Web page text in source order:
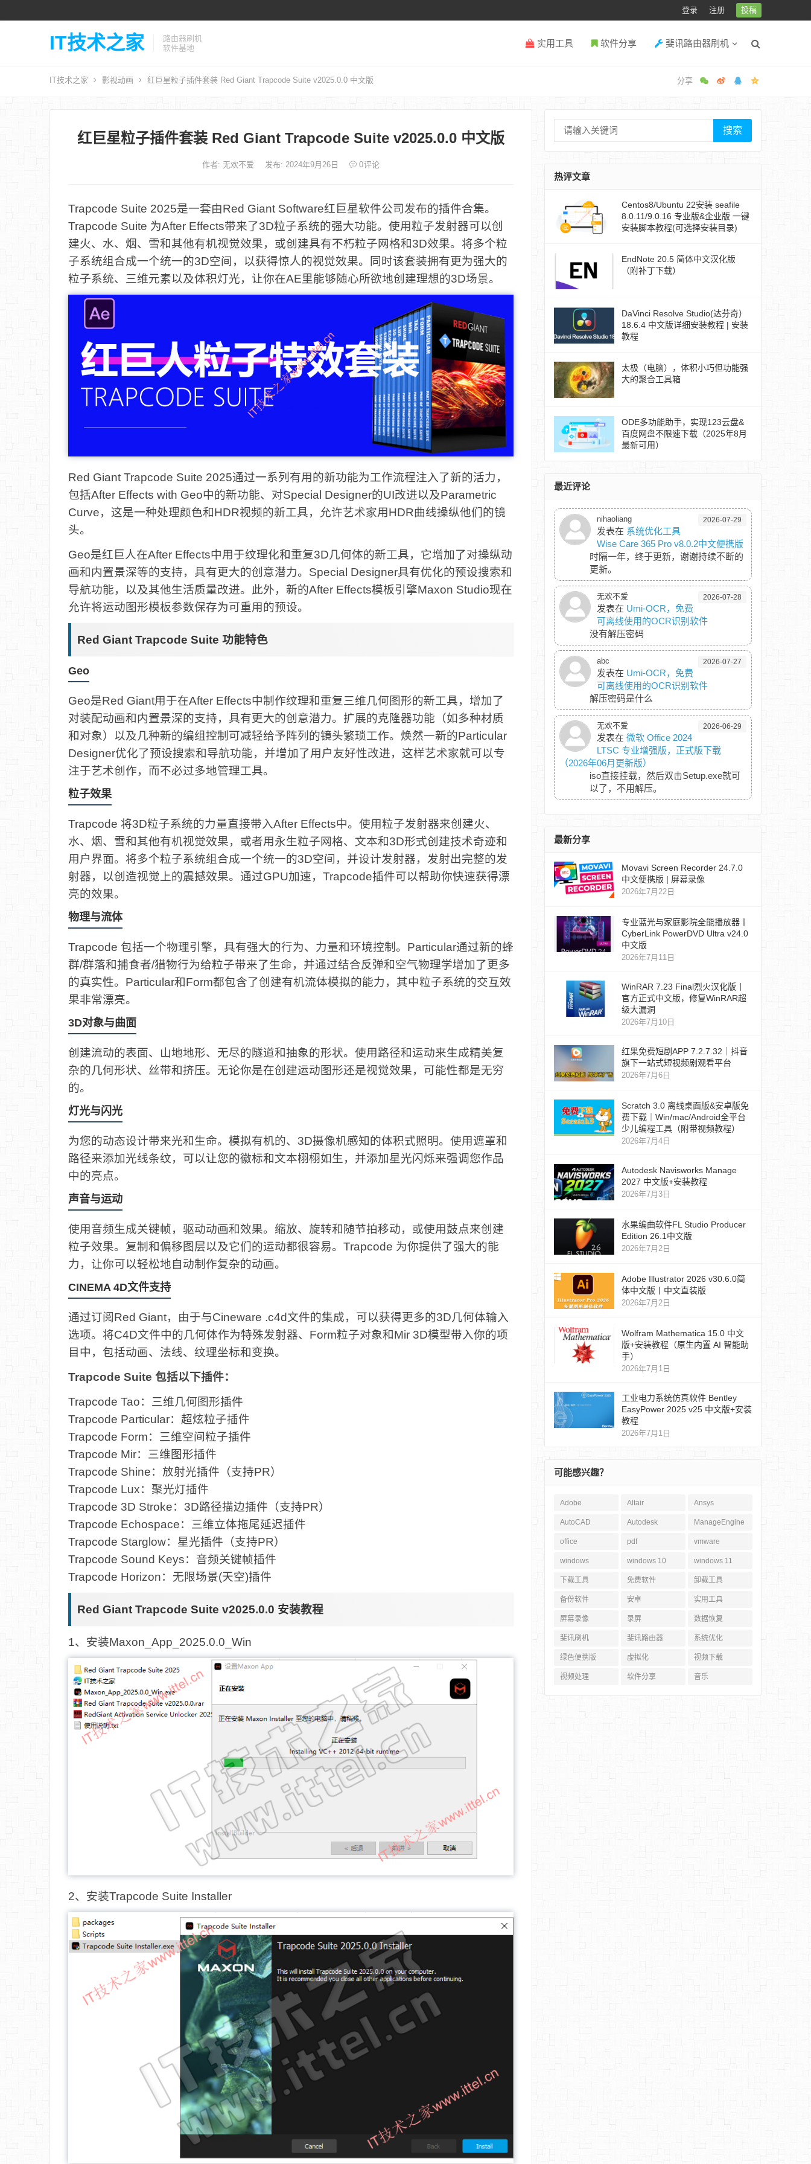
登录 注册 投稿
IT技术之家
路由器刷机
软件基地
实用工具 软件分享 斐讯路由器刷机
IT技术之家 影视动画 红巨星粒子插件套装 Red Giant Trapcode Suite v2025.0.0 中文版
红巨星粒子插件套装 Red Giant Trapcode Suite v2025.0.0 中文版
作者: 无欢不爱 发布: 2024年9月26日 0评论
Trapcode Suite 2025是一套由Red Giant Software红巨星软件公司发布的插件合集。
Trapcode Suite 为After Effects带来了3D粒子系统的强大功能。使用粒子发射器可以创
建火、水、烟、雪和其他有机视觉效果，或创建具有不朽粒子网格和3D效果。将多个粒
子系统组合成一个统一的3D空间，以获得惊人的视觉效果。同时该套装拥有更为强大的
粒子系统、三维元素以及体积灯光，让你在AE里能够随心所欲地创建理想的3D场景。
‌Red Giant Trapcode Suite 2025‌通过一系列有用的新功能为工作流程注入了新的活力，
包括After Effects with Geo中的新功能、对Special Designer的UI改进以及Parametric
Curve，这是一种处理颜色和HDR视频的新工具，允许艺术家用HDR曲线操纵他们的镜
头。
Geo是红巨人在After Effects中用于纹理化和重复3D几何体的新工具，它增加了对操纵动
画和内置景深等的支持，具有更大的创意潜力。Special Designer具有优化的预设搜索和
导航功能，以及其他生活质量改进。此外，新的After Effects模板引擎Maxon Studio现在
允许将运动图形模板参数保存为可重用的预设。
Red Giant Trapcode Suite 功能特色
Geo
Geo是Red Giant用于在After Effects中制作纹理和重复三维几何图形的新工具，增加了
对装配动画和内置景深的支持，具有更大的创意潜力。扩展的克隆器功能（如多种材质
和对象）以及几种新的编组控制可减轻给予阵列的镜头繁琐工作。焕然一新的Particular
Designer优化了预设搜索和导航功能，并增加了用户友好性改进，这样艺术家就可以专
注于艺术创作，而不必过多地管理工具。
粒子效果
Trapcode 将3D粒子系统的力量直接带入After Effects中。使用粒子发射器来创建火、
水、烟、雪和其他有机视觉效果，或者用永生粒子网格、文本和3D形式创建技术奇迹和
用户界面。将多个粒子系统组合成一个统一的3D空间，并设计发射器，发射出完整的发
射器，以创造视觉上的震撼效果。通过GPU加速，Trapcode插件可以帮助你快速获得漂
亮的效果。
物理与流体
Trapcode 包括一个物理引擎，具有强大的行为、力量和环境控制。Particular通过新的蜂
群/群落和捕食者/猎物行为给粒子带来了生命，并通过结合反弹和空气物理学增加了更多
的真实性。Particular和Form都包含了创建有机流体模拟的能力，其中粒子系统的交互效
果非常漂亮。
3D对象与曲面
创建流动的表面、山地地形、无尽的隧道和抽象的形状。使用路径和运动来生成精美复
杂的几何形状、丝带和挤压。无论你是在创建运动图形还是视觉效果，可能性都是无穷
的。
灯光与闪光
为您的动态设计带来光和生命。模拟有机的、3D摄像机感知的体积式照明。使用遮罩和
路径来添加光线条纹，可以让您的徽标和文本栩栩如生，并添加星光闪烁来强调您作品
中的亮点。
声音与运动
使用音频生成关键帧，驱动动画和效果。缩放、旋转和随节拍移动，或使用鼓点来创建
粒子效果。复制和偏移图层以及它们的运动都很容易。Trapcode 为你提供了强大的能
力，让你可以轻松地自动制作复杂的动画。
CINEMA 4D文件支持
通过订阅Red Giant，由于与Cineware .c4d文件的集成，可以获得更多的3D几何体输入
选项。将C4D文件中的几何体作为特殊发射器、Form粒子对象和Mir 3D模型带入你的项
目中，包括动画、法线、纹理坐标和变换。
Trapcode Suite 包括以下插件：
Trapcode Tao：三维几何图形插件
Trapcode Particular：超炫粒子插件
Trapcode Form：三维空间粒子插件
Trapcode Mir：三维图形插件
Trapcode Shine：放射光插件（支持PR）
Trapcode Lux：聚光灯插件
Trapcode 3D Stroke：3D路径描边插件（支持PR）
Trapcode Echospace：三维立体拖尾延迟插件
Trapcode Starglow：星光插件（支持PR）
Trapcode Sound Keys：音频关键帧插件
Trapcode Horizon：无限场景(天空)插件
Red Giant Trapcode Suite v2025.0.0 安装教程
1、安装Maxon_App_2025.0.0_Win
2、安装Trapcode Suite Installer
搜索
热评文章
Centos8/Ubuntu 22安装 seafile
8.0.11/9.0.16 专业版&企业版 一键
安装脚本教程(可选择安装目录)
EndNote 20.5 简体中文汉化版
（附补丁下载）
DaVinci Resolve Studio(达芬奇）
18.6.4 中文版详细安装教程 | 安装
教程
太极（电脑），体积小巧但功能强
大的聚合工具箱
ODE多功能助手，实现123云盘&
百度网盘不限速下载（2025年8月
最新可用）
最近评论
nihaoliang 2026-07-29
发表在 系统优化工具
Wise Care 365 Pro v8.0.2中文便携版
时隔一年，终于更新，谢谢持续不断的
更新。
无欢不爱 2026-07-28
发表在 Umi-OCR，免费
可离线使用的OCR识别软件
没有解压密码
abc 2026-07-27
发表在 Umi-OCR，免费
可离线使用的OCR识别软件
解压密码是什么
无欢不爱 2026-06-29
发表在 微软 Office 2024
LTSC 专业增强版，正式版下载
（2026年06月更新版）
iso直接挂载，然后双击Setup.exe就可
以了，不用解压。
最新分享
Movavi Screen Recorder 24.7.0
中文便携版 | 屏幕录像
2026年7月22日
专业蓝光与家庭影院全能播放器丨
CyberLink PowerDVD Ultra v24.0
中文版
2026年7月11日
WinRAR 7.23 Final烈火汉化版丨
官方正式中文版，修复WinRAR超
级大漏洞
2026年7月10日
红果免费短剧APP 7.2.7.32｜抖音
旗下一站式短视频剧观看平台
2026年7月6日
Scratch 3.0 离线桌面版&安卓版免
费下载｜Win/mac/Android全平台
少儿编程工具（附带视频教程）
2026年7月4日
Autodesk Navisworks Manage
2027 中文版+安装教程
2026年7月3日
水果编曲软件FL Studio Producer
Edition 26.1中文版
2026年7月2日
Adobe Illustrator 2026 v30.6.0简
体中文版丨中文直装版
2026年7月2日
Wolfram Mathematica 15.0 中文
版+安装教程（原生内置 AI 智能助
手）
2026年7月1日
工业电力系统仿真软件 Bentley
EasyPower 2025 v25 中文版+安装
教程
2026年7月1日
可能感兴趣？
Adobe Altair Ansys
AutoCAD Autodesk ManageEngine
office pdf vmware
windows windows 10 windows 11
下载工具 免费软件 卸载工具
备份软件 安卓 实用工具
屏幕录像 录屏 数据恢复
斐讯刷机 斐讯路由器 系统优化
绿色便携版 虚拟化 视频下载
视频处理 软件分享 音乐